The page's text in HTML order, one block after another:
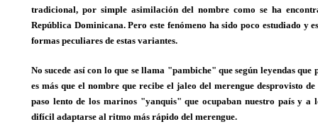
tradicional, por simple asimilación del nombre como se ha
República Dominicana. Pero este fenómeno ha sido poco estudiado y
formas peculiares de estas variantes.
No sucede así con lo que se llama "pambiche" que según leyendas que
es más que el nombre que recibe el jaleo del merengue desprovisto
paso lento de los marinos "yanquis" que ocupaban nuestro país y a
difícil adaptarse al ritmo más rápido del merengue.